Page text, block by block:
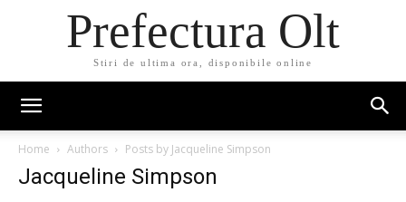
Prefectura Olt
Stiri de ultima ora, disponibile online
Home Authors Posts by Jacqueline Simpson
Jacqueline Simpson